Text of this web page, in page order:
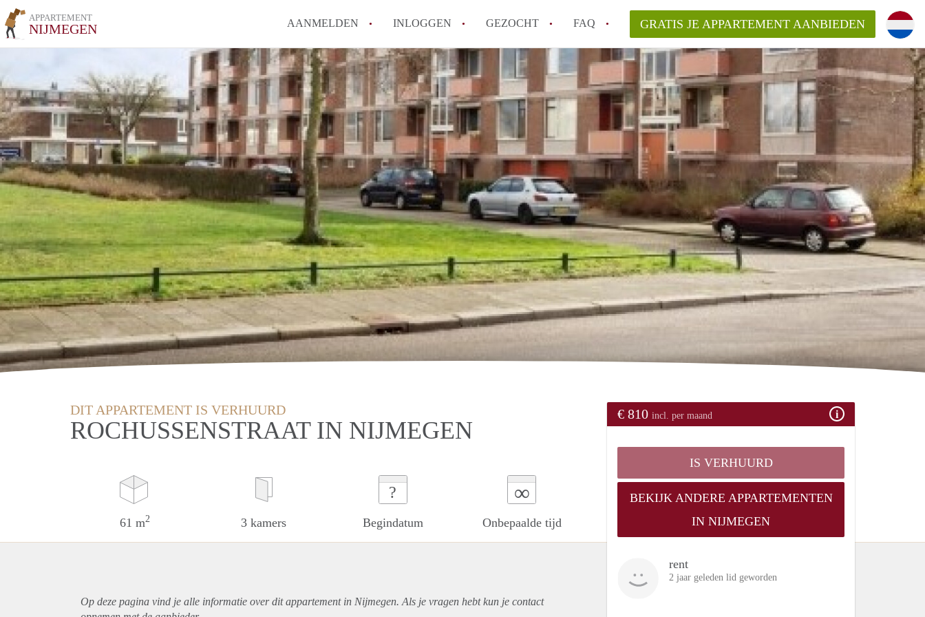
APPARTEMENT
NIJMEGEN AANMELDEN INLOGGEN GEZOCHT FAQ
Wat is AppartementNijmegen?
Hoeveel kost het om te reageren op een Appartement in Nijmegen?
Wat is de privacyverklaring van AppartementNijmegen?
Berekent AppartementNijmegen
makelaarsvergoeding/bemiddelingsvergoeding?
Is AppartementNijmegen verantwoordelijk voor het aangeboden
Appartement / Appartementen in Nijmegen?
Alle veelgestelde vragen
GRATIS JE APPARTEMENT AANBIEDEN
DIT APPARTEMENT IS VERHUURD
ROCHUSSENSTRAAT IN NIJMEGEN
61 m2 3 kamers
?
Begindatum
∞
Onbepaalde tijd
€ 810 incl. per maand
IS VERHUURD
BEKIJK ANDERE APPARTEMENTEN
IN NIJMEGEN
rent
2 jaar geleden lid geworden
Op deze pagina vind je alle informatie over ditappartementin Nijmegen. Als je vragen hebt kun je contact